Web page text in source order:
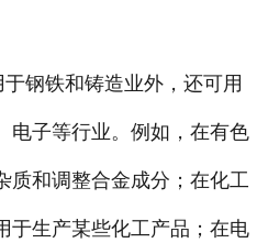
钢铁和铸造业外，还可用
电子等行业。例如，在有色
质和调整合金成分；在化工
于生产某些化工产品；在电